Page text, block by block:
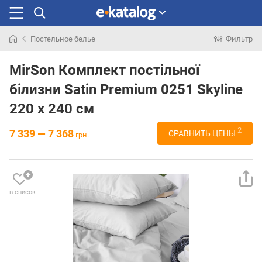
раньше
Постельное белье Фильтр
MirSon Комплект постільної
білизни Satin Premium 0251 Skyline
220 x 240 см
7 339 — 7 368 грн. СРАВНИТЬ ЦЕНЫ 2
в список